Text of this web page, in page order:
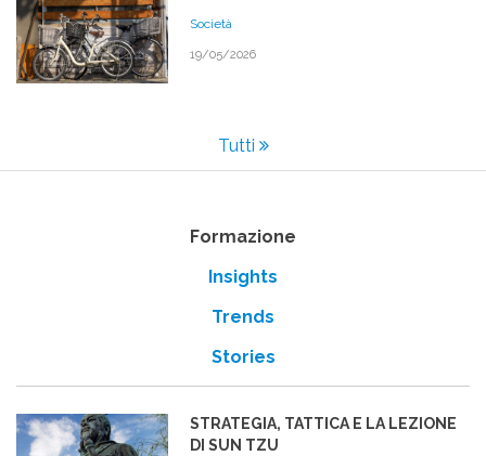
Società
19/05/2026
Tutti
Formazione
Insights
Trends
Stories
STRATEGIA, TATTICA E LA LEZIONE
DI SUN TZU